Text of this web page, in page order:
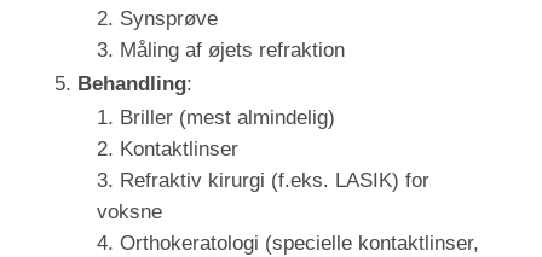
Synsprøve
Måling af øjets refraktion
Behandling:
Briller (mest almindelig)
Kontaktlinser
Refraktiv kirurgi (f.eks. LASIK) for
voksne
Orthokeratologi (specielle kontaktlinser,